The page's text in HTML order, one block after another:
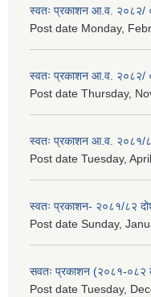
स्वतः प्रकाशन आ.व. २०८२/
Post date Monday,
स्वतः प्रकाशन आ.व. २०८२/
Post date Thursday,
स्वतः प्रकाशन आ.व. २०८१/
Post date Tuesday,
स्वतः प्रकाशन- २०८१/८२
Post date Sunday,
सवतः प्रकाशन (२०८१-०८२
Post date Tuesday,